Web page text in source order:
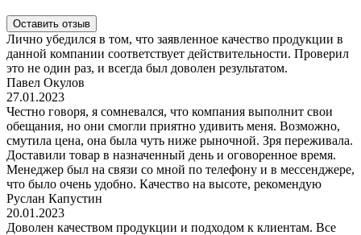
Оставить отзыв
Лично убедился в том, что заявленное качество продукции в
данной компании соответствует действительности. Проверил
это не один раз, и всегда был доволен результатом.
Павел Окулов
27.01.2023
Честно говоря, я сомневался, что компания выполнит свои
обещания, но они смогли приятно удивить меня. Возможно,
смутила цена, она была чуть ниже рыночной. Зря переживала.
Доставили товар в назначенный день и оговоренное время.
Менеджер был на связи со мной по телефону и в мессенджере,
что было очень удобно. Качество на высоте, рекомендую
Руслан Капустин
20.01.2023
Доволен качеством продукции и подходом к клиентам. Все